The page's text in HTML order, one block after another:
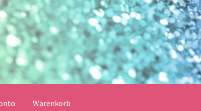
Warenkorb